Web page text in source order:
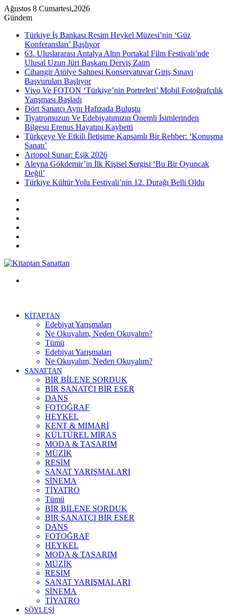
Ağustos 8 Cumartesi,2026
Gündem
Türkiye İş Bankası Resim Heykel Müzesi’nin ‘Güz
Konferansları’ Başlıyor
63. Uluslararası Antalya Altın Portakal Film Festivali’nde
Ulusal Uzun Jüri Başkanı Derviş Zaim
Cihangir Atölye Sahnesi Konservatuvar Giriş Sınavı
Başvuruları Başlıyor
Vivo Ve FOTON ‘Türkiye’nin Portreleri’ Mobil Fotoğrafçılık
Yarışması Başladı
Dört Sanatçı Aynı Hafızada Buluştu
Tiyatromuzun Ve Edebiyatımızın Önemli İsimlerinden
Bilgesu Erenus Hayatını Kaybetti
Türkçeye Ve Etkili İletişime Kapsamlı Bir Rehber: ‘Konuşma
Sanatı’
Artopol Sunar: Eşik 2026
Aleyna Gökdemir’in İlk Kişisel Sergisi ‘Bu Bir Oyuncak
Değil’
Türkiye Kültür Yolu Festivali’nin 12. Durağı Belli Oldu
KİTAPTAN
Edebiyat Yarışmaları
Ne Okuyalım, Neden Okuyalım?
Tümü
Edebiyat Yarışmaları
Ne Okuyalım, Neden Okuyalım?
SANATTAN
BİR BİLENE SORDUK
BİR SANATÇI BİR ESER
DANS
FOTOĞRAF
HEYKEL
KENT & MİMARİ
KÜLTÜREL MİRAS
MODA & TASARIM
MÜZİK
RESİM
SANAT YARIŞMALARI
SİNEMA
TİYATRO
Tümü
BİR BİLENE SORDUK
BİR SANATÇI BİR ESER
DANS
FOTOĞRAF
HEYKEL
MODA & TASARIM
MÜZİK
RESİM
SANAT YARIŞMALARI
SİNEMA
TİYATRO
SÖYLEŞİ